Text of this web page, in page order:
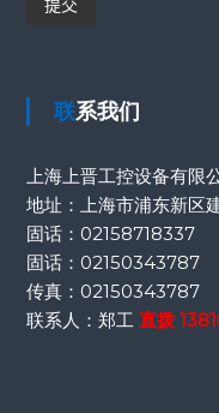
联系我们
上海上晋工控设备有限
地址：上海市浦东新区
固话： 02158718337
固话： 02150343787
传真： 02150343787
联系人：郑工直拨